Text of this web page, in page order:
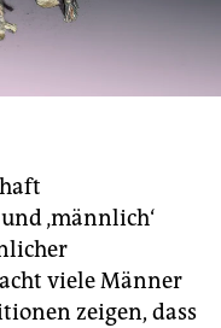
‚männlich‘
viele Männer
zeigen, dass